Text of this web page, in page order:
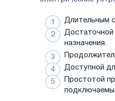
Длительным
Достаточной
назначения.
Доступной
Простотой